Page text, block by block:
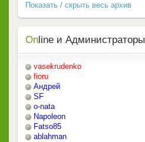
Показать / скрыть весь архив
On line и Администраторы
vasekrudenko
fioru
Андрей
SF
o-nata
Napoleon
Fatso85
ablahman